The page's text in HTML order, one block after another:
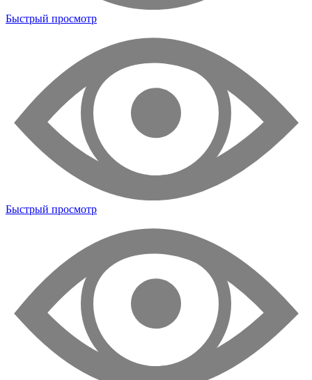
Быстрый просмотр
Быстрый просмотр